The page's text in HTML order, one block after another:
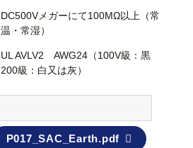
DC500Vメガーにて100MΩ以上（常
温・常湿）
UL AVLV2 AWG24（100V級：黒
200級：白又は灰）
P017_SAC_Earth.pdf